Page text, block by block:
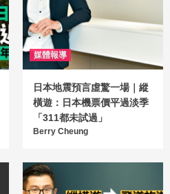
媒體報導
日本地震預言虛驚一場｜縱
橫遊：日本機票價平過淡季
「311都未試過」
Berry Cheung